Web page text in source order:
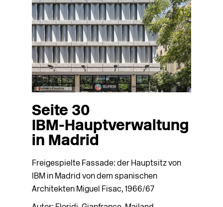
Seite 30
IBM-Hauptverwaltung
in Madrid
Freigespielte Fassade: der Hauptsitz von
IBM in Madrid von dem spanischen
Architekten Miguel Fisac, 1966/67